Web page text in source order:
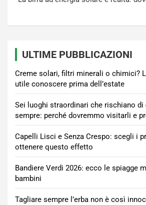
ULTIME PUBBLICAZIONI
Creme solari, filtri minerali o chimici?
utile conoscere prima dell’estate
Sei luoghi straordinari che rischiano di
sempre: perché dovremmo visitarli e
Capelli Lisci e Senza Crespo: scegli i
ottenere questo effetto
Bandiere Verdi 2026: ecco le spiagge
bambini
Tagliare sempre l’erba non è così